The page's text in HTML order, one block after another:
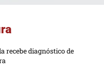
recebe diagnóstico de